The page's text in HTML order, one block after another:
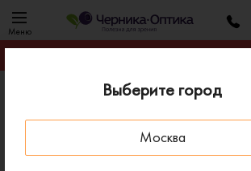
Выберите город
Москва
Меню
Гарантируем лучшую цену на любую
Оправы для очков
Оправа Humphreys 582418-21
ПОД ЗАКАЗ